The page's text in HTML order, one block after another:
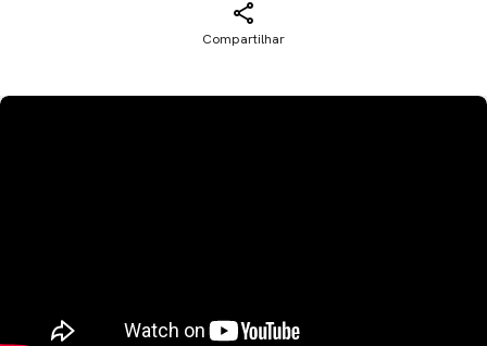
Compartilhar